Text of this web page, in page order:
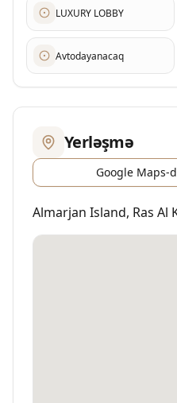
LUXURY LOBBY
Avtodayanacaq
Yerləşmə
Google Maps-
Almarjan Island, Ras Al